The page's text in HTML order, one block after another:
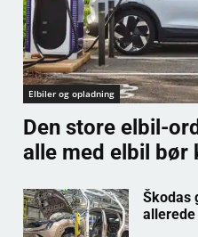
Elbiler og opladning
Den store elbil-
alle med elbil bør
Škodas